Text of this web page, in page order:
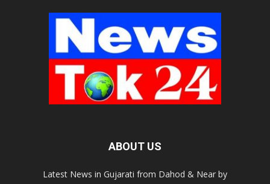
ABOUT US
Latest News in Gujarati from Dahod & Near by